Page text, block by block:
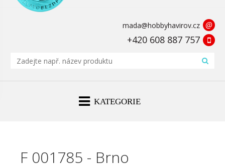
mada@hobbyhavirov.cz @
+420 608 887 757
KATEGORIE
F 001785 - Brno